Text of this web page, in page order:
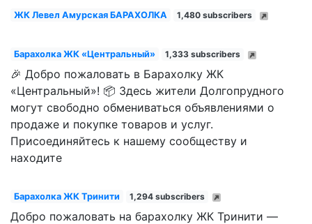
ЖК Левел Амурская БАРАХОЛКА 1,480 subscribers
Барахолка ЖК «Центральный» 1,333 subscribers
🎉 Добро пожаловать в Барахолку ЖК
«Центральный»! 📦 Здесь жители Долгопрудного
могут свободно обмениваться объявлениями о
продаже и покупке товаров и услуг.
Присоединяйтесь к нашему сообществу и
находите
Барахолка ЖК Тринити 1,294 subscribers
Добро пожаловать на барахолку ЖК Тринити —